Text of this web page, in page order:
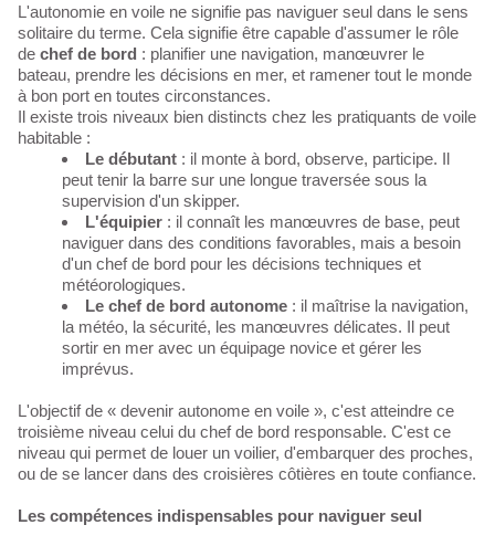
L'autonomie en voile ne signifie pas naviguer seul dans le sens
solitaire du terme. Cela signifie être capable d'assumer le rôle
de chef de bord : planifier une navigation, manœuvrer le
bateau, prendre les décisions en mer, et ramener tout le monde
à bon port en toutes circonstances.
Il existe trois niveaux bien distincts chez les pratiquants de voile
habitable :
Le débutant : il monte à bord, observe, participe. Il
peut tenir la barre sur une longue traversée sous la
supervision d'un skipper.
L'équipier : il connaît les manœuvres de base, peut
naviguer dans des conditions favorables, mais a besoin
d'un chef de bord pour les décisions techniques et
météorologiques.
Le chef de bord autonome : il maîtrise la navigation,
la météo, la sécurité, les manœuvres délicates. Il peut
sortir en mer avec un équipage novice et gérer les
imprévus.
L'objectif de « devenir autonome en voile », c'est atteindre ce
troisième niveau celui du chef de bord responsable. C'est ce
niveau qui permet de louer un voilier, d'embarquer des proches,
ou de se lancer dans des croisières côtières en toute confiance.
Les compétences indispensables pour naviguer seul